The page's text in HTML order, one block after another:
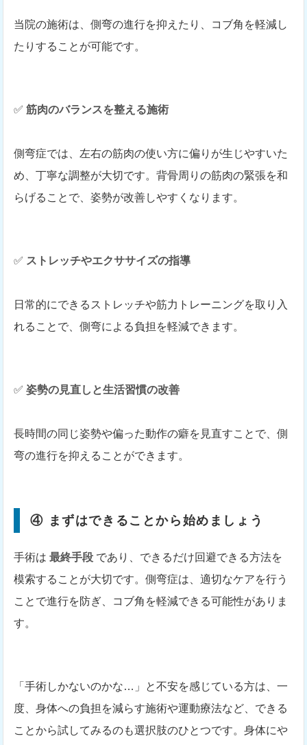
当院の施術は、側弯の進行を抑えたり、コブ角を軽減し
たりすることが可能です。
✅筋肉のバランスを整える施術
側弯症では、左右の筋肉の使い方に偏りが生じやすいた
め、丁寧な調整が大切です。背骨周りの筋肉の緊張を和
らげることで、姿勢が改善しやすくなります。
✅ ストレッチやエクササイズの指導
日常的にできるストレッチや筋力トレーニングを取り入
れることで、側弯による負担を軽減できます。
✅姿勢の見直しと生活習慣の改善
長時間の同じ姿勢や偏った動作の癖を見直すことで、側
弯の進行を抑えることができます。
④ まずはできることから始めましょう
手術は最終手段 であり、できるだけ回避できる方法を
模索することが大切です。側弯症は、適切なケアを行う
ことで進行を防ぎ、コブ角を軽減できる可能性がありま
す。
「手術しかないのかな…」と不安を感じている方は、一
度、身体への負担を減らす施術や運動療法など、できる
ことから試してみるのも選択肢のひとつです。身体にや